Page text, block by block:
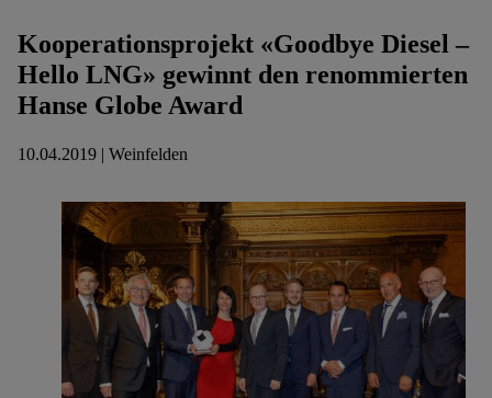
Kooperationsprojekt «Goodbye Diesel –
Hello LNG» gewinnt den renommierten
Hanse Globe Award
10.04.2019 | Weinfelden